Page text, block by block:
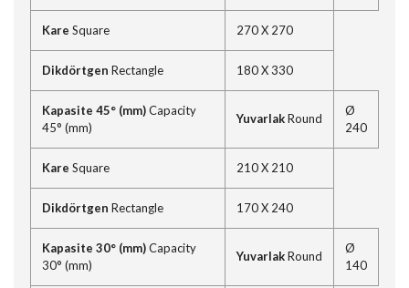
Kare Square 270 X 270
Dikdörtgen Rectangle 180 X 330
Kapasite 45° (mm)Capacity
45° (mm)
YuvarlakRound
Ø
240
Kare Square 210 X 210
Dikdörtgen Rectangle 170 X 240
Kapasite 30° (mm)Capacity
30° (mm)
YuvarlakRound
Ø
140